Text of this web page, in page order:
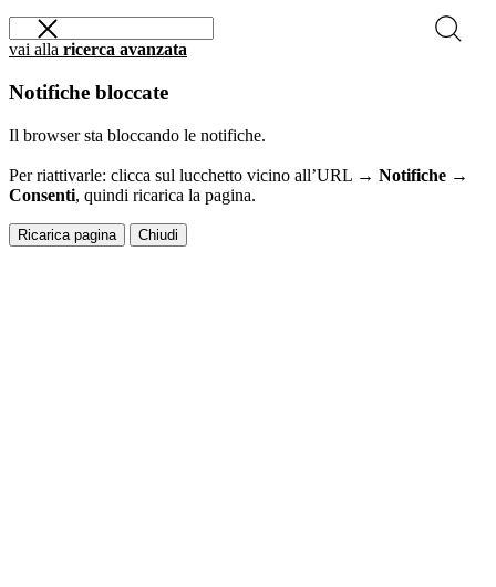
vai alla ricerca avanzata
Notifiche bloccate
Il browser sta bloccando le notifiche.
Per riattivarle: clicca sul lucchetto vicino all’URL → Notifiche →
Consenti, quindi ricarica la pagina.
Ricarica pagina Chiudi